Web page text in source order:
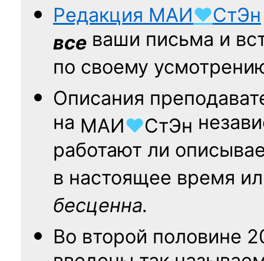
Редакция МАИ♥СтЭн
все ваши письма и
по своему
Описания
на МАИ♥СтЭн
работают ли
в настоящее время
бесценна.
Во второй половине